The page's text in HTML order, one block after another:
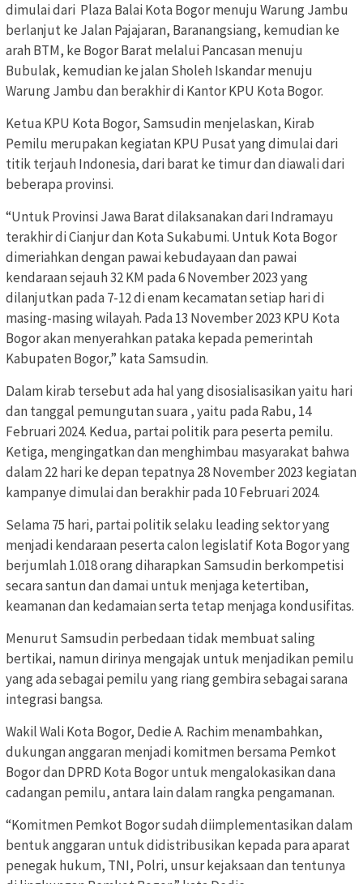
dimulai dari Plaza Balai Kota Bogor menuju Warung Jambu
berlanjut ke Jalan Pajajaran, Baranangsiang, kemudian ke
arah BTM, ke Bogor Barat melalui Pancasan menuju
Bubulak, kemudian ke jalan Sholeh Iskandar menuju
Warung Jambu dan berakhir di Kantor KPU Kota Bogor.
Ketua KPU Kota Bogor, Samsudin menjelaskan, Kirab
Pemilu merupakan kegiatan KPU Pusat yang dimulai dari
titik terjauh Indonesia, dari barat ke timur dan diawali dari
beberapa provinsi.
“Untuk Provinsi Jawa Barat dilaksanakan dari Indramayu
terakhir di Cianjur dan Kota Sukabumi. Untuk Kota Bogor
dimeriahkan dengan pawai kebudayaan dan pawai
kendaraan sejauh 32 KM pada 6 November 2023 yang
dilanjutkan pada 7-12 di enam kecamatan setiap hari di
masing-masing wilayah. Pada 13 November 2023 KPU Kota
Bogor akan menyerahkan pataka kepada pemerintah
Kabupaten Bogor,” kata Samsudin.
Dalam kirab tersebut ada hal yang disosialisasikan yaitu hari
dan tanggal pemungutan suara , yaitu pada Rabu, 14
Februari 2024. Kedua, partai politik para peserta pemilu.
Ketiga, mengingatkan dan menghimbau masyarakat bahwa
dalam 22 hari ke depan tepatnya 28 November 2023 kegiatan
kampanye dimulai dan berakhir pada 10 Februari 2024.
Selama 75 hari, partai politik selaku leading sektor yang
menjadi kendaraan peserta calon legislatif Kota Bogor yang
berjumlah 1.018 orang diharapkan Samsudin berkompetisi
secara santun dan damai untuk menjaga ketertiban,
keamanan dan kedamaian serta tetap menjaga kondusifitas.
Menurut Samsudin perbedaan tidak membuat saling
bertikai, namun dirinya mengajak untuk menjadikan pemilu
yang ada sebagai pemilu yang riang gembira sebagai sarana
integrasi bangsa.
Wakil Wali Kota Bogor, Dedie A. Rachim menambahkan,
dukungan anggaran menjadi komitmen bersama Pemkot
Bogor dan DPRD Kota Bogor untuk mengalokasikan dana
cadangan pemilu, antara lain dalam rangka pengamanan.
“Komitmen Pemkot Bogor sudah diimplementasikan dalam
bentuk anggaran untuk didistribusikan kepada para aparat
penegak hukum, TNI, Polri, unsur kejaksaan dan tentunya